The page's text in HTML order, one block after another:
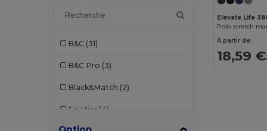
B&C (31)
B&C Pro (3)
Black&Match (2)
Egotier (4)
Option
Elevate Life
À partir de:
18,59 €